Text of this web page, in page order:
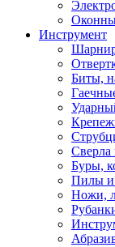
Инструмент
Биты,
Сверла
Буры,
Пилы и
Ножи,